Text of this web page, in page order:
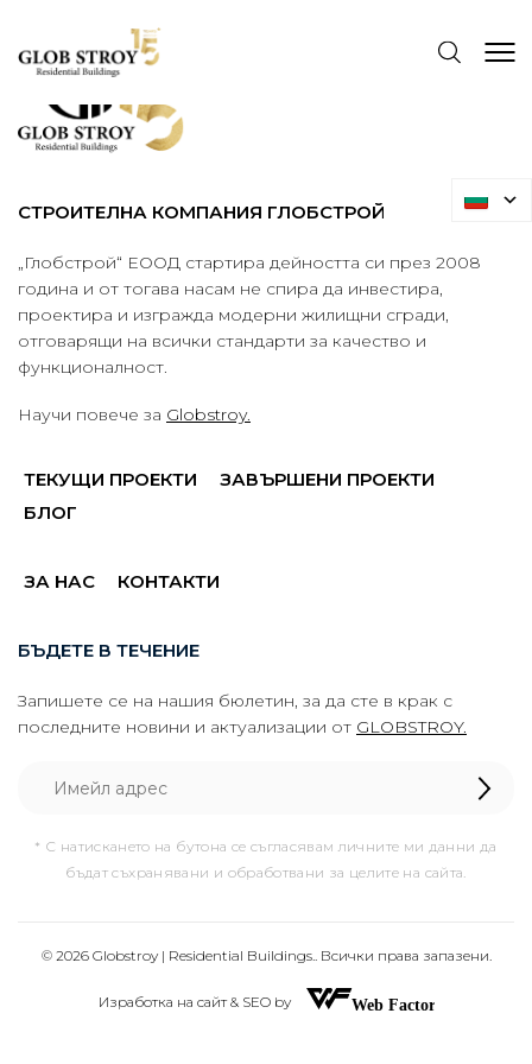
СТРОИТЕЛНА КОМПАНИЯ ГЛОБСТРОЙ
„Глобстрой“ ЕООД стартира дейността си през 2008
година и от тогава насам не спира да инвестира,
проектира и изгражда модерни жилищни сгради,
отговарящи на всички стандарти за качество и
функционалност.
Научи повече за Globstroy.
ТЕКУЩИ ПРОЕКТИ
ЗАВЪРШЕНИ ПРОЕКТИ
БЛОГ
ЗА НАС КОНТАКТИ
БЪДЕТЕ В ТЕЧЕНИЕ
Запишете се на нашия бюлетин, за да сте в крак с
последните новини и актуализации от GLOBSTROY.
* С натискането на бутона се съгласявам личните ми данни да
бъдат съхранявани и обработвани за целите на сайта.
© 2026 Globstroy | Residential Buildings.. Всички права запазени.
Изработка на сайт & SEO by